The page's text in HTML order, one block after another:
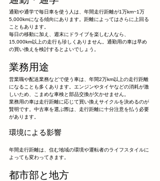
通勤や通学で毎日車を使う人は、年間走行距離が1万km~1万
5,000kmになる傾向にあります。距離によってはさらに上回る
こともあります。
毎日の移動に加え、週末にドライブを楽しむ人なら、
15,000km以上の走行も珍しくありません。通勤用の車は早め
の買い換えを検討するとよいでしょう。
業務用途
営業職や配送業務などで使う車は、年間2万km以上の走行距離
になることも多くあります。エンジンやタイヤなどの消耗が激
しいため、こまめな車検と部品交換が欠かせません。
業務用の車は走行距離に応じて買い換えサイクルを決めるのが
賢明です。中古車を選ぶ際は、走行距離に十分注意を払う必要
があります。
環境による影響
年間走行距離は、住む地域の環境や運転者のライフスタイルに
よっても変わってきます。
都市部と地方